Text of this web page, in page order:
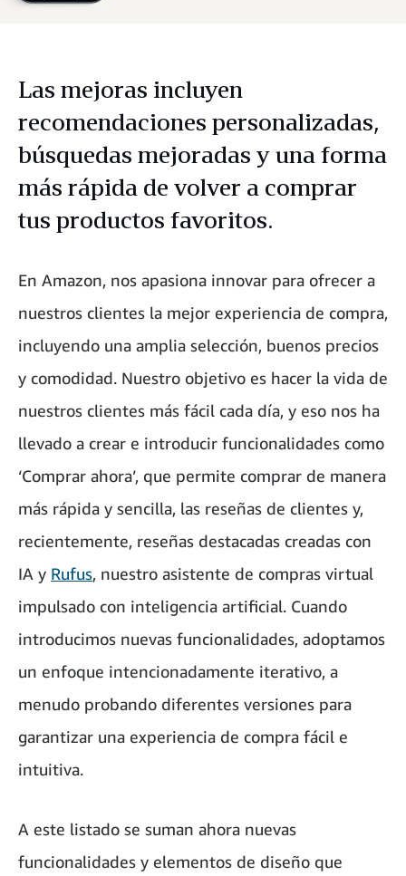
Las mejoras incluyen
recomendaciones personalizadas,
búsquedas mejoradas y una forma
más rápida de volver a comprar
tus productos favoritos.
En Amazon, nos apasiona innovar para ofrecer a
nuestros clientes la mejor experiencia de compra,
incluyendo una amplia selección, buenos precios
y comodidad. Nuestro objetivo es hacer la vida de
nuestros clientes más fácil cada día, y eso nos ha
llevado a crear e introducir funcionalidades como
‘Comprar ahora’, que permite comprar de manera
más rápida y sencilla, las reseñas de clientes y,
recientemente, reseñas destacadas creadas con
IA y Rufus, nuestro asistente de compras virtual
impulsado con inteligencia artificial. Cuando
introducimos nuevas funcionalidades, adoptamos
un enfoque intencionadamente iterativo, a
menudo probando diferentes versiones para
garantizar una experiencia de compra fácil e
intuitiva.
A este listado se suman ahora nuevas
funcionalidades y elementos de diseño que